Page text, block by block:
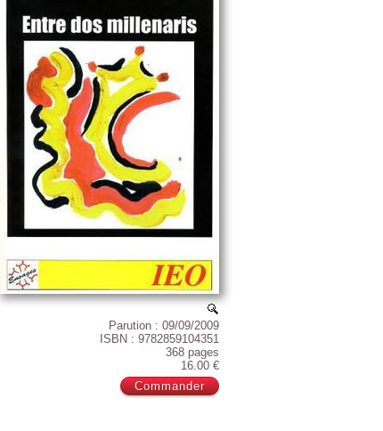
Parution : 09/09/2009
ISBN : 9782859104351
368 pages
16.00 €